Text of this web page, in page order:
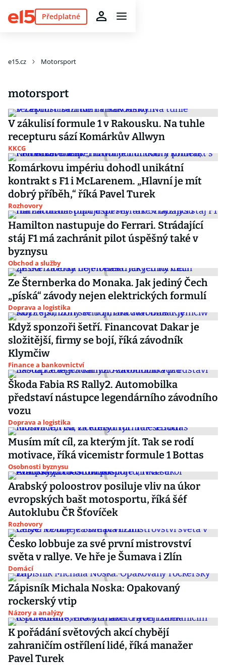
Předplatné
e15.cz Motorsport
motorsport
V zákulisí formule 1 v Rakousku. Na tuhle
recepturu sází Komárkův Allwyn
KKCG
Komárkovu impériu dohodl unikátní
kontrakt s F1 i McLarenem. „Hlavní je mít
dobrý příběh,“ říká Pavel Turek
Rozhovory
Hamilton nastupuje do Ferrari. Strádající
stáj F1 má zachránit pilot úspěšný také v
byznysu
Obchod a služby
Ze Šternberka do Monaka. Jak jediný Čech
„píská“ závody nejen elektrických formulí
Doprava a logistika
Když sponzoři šetří. Financovat Dakar je
složitější, firmy se bojí, říká závodník
Klymčiw
Finance a bankovnictví
Škoda Fabia RS Rally2. Automobilka
představí nástupce legendárního závodního
vozu
Doprava a logistika
Musím mít cíl, za kterým jít. Tak se rodí
motivace, říká vicemistr formule 1 Bottas
Osobnosti byznysu
Arabský poloostrov posiluje vliv na úkor
evropských bašt motosportu, říká šéf
Autoklubu ČR Šťovíček
Rozhovory
Česko lobbuje za své první mistrovství
světa v rallye. Ve hře je Šumava i Zlín
Domácí
Zápisník Michala Noska: Opakovaný
rockerský vtip
Názory a analýzy
K pořádání světových akcí chybějí
zahraničím ostřílení lidé, říká manažer
Pavel Turek